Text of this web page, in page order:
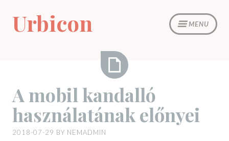
content
MENU
Urbicon
mobil
kandalló
használatának
előnyei
A mobil kandalló
használatának előnyei
2018-07-29 BY NEMADMIN